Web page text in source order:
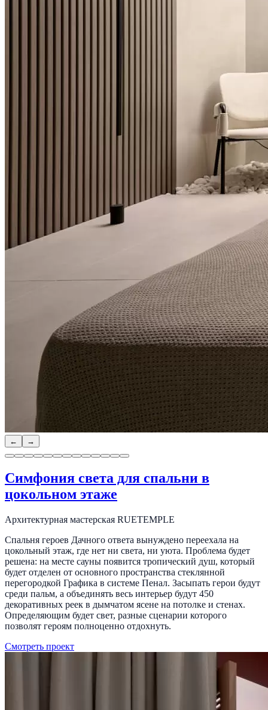
← →
Симфония света для спальни в
цокольном этаже
Архитектурная мастерская RUETEMPLE
Спальня героев Дачного ответа вынуждено переехала на
цокольный этаж, где нет ни света, ни уюта. Проблема будет
решена: на месте сауны появится тропический душ, который
будет отделен от основного пространства стеклянной
перегородкой Графика в системе Пенал. Засыпать герои будут
среди пальм, а объединять весь интерьер будут 450
декоративных реек в дымчатом ясене на потолке и стенах.
Определяющим будет свет, разные сценарии которого
позволят героям полноценно отдохнуть.
Смотреть проект